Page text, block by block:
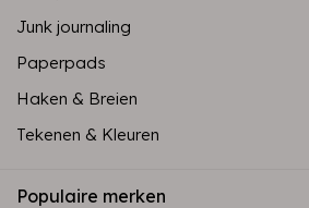
Junk journaling
Paperpads
Haken & Breien
Tekenen & Kleuren
Populaire merken